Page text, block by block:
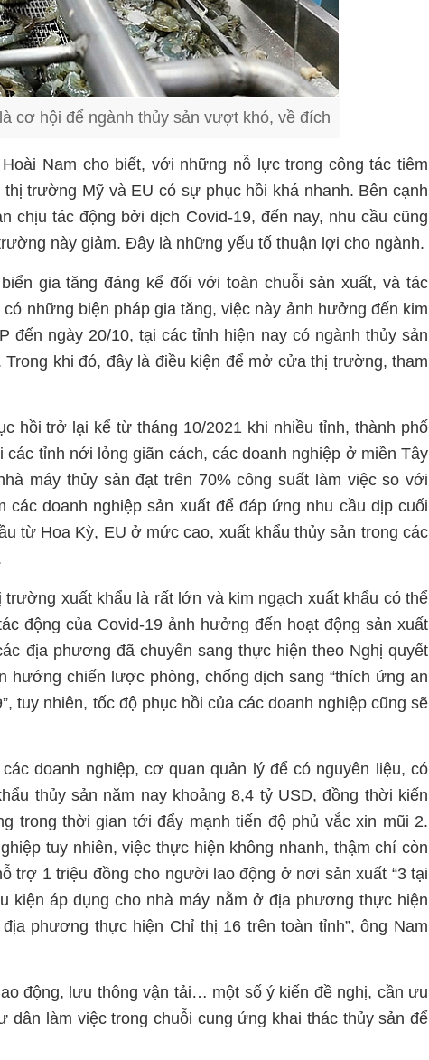
cơ hội để ngành thủy sản vượt khó, về đích
Nam cho biết, với những nỗ lực trong công tác tiêm
trường Mỹ và EU có sự phục hồi khá nhanh. Bên cạnh
chịu tác động bởi dịch Covid-19, đến nay, nhu cầu cũng
này giảm. Đây là những yếu tố thuận lợi cho ngành.
gia tăng đáng kể đối với toàn chuỗi sản xuất, và tác
những biện pháp gia tăng, việc này ảnh hưởng đến kim
đến ngày 20/10, tại các tỉnh hiện nay có ngành thủy sản
khi đó, đây là điều kiện để mở cửa thị trường, tham
hồi trở lại kể từ tháng 10/2021 khi nhiều tỉnh, thành phố
tỉnh nới lỏng giãn cách, các doanh nghiệp ở miền Tây
máy thủy sản đạt trên 70% công suất làm việc so với
doanh nghiệp sản xuất để đáp ứng nhu cầu dịp cuối
từ Hoa Kỳ, EU ở mức cao, xuất khẩu thủy sản trong các
xuất khẩu là rất lớn và kim ngạch xuất khẩu có thể
động của Covid-19 ảnh hưởng đến hoạt động sản xuất
địa phương đã chuyển sang thực hiện theo Nghị quyết
chiến lược phòng, chống dịch sang “thích ứng an
tuy nhiên, tốc độ phục hồi của các doanh nghiệp cũng sẽ
doanh nghiệp, cơ quan quản lý để có nguyên liệu, có
thủy sản năm nay khoảng 8,4 tỷ USD, đồng thời kiến
trong thời gian tới đẩy mạnh tiến độ phủ vắc xin mũi 2.
tuy nhiên, việc thực hiện không nhanh, thậm chí còn
trợ 1 triệu đồng cho người lao động ở nơi sản xuất “3 tại
kiện áp dụng cho nhà máy nằm ở địa phương thực hiện
phương thực hiện Chỉ thị 16 trên toàn tỉnh”, ông Nam
động, lưu thông vận tải… một số ý kiến đề nghị, cần ưu
dân làm việc trong chuỗi cung ứng khai thác thủy sản để